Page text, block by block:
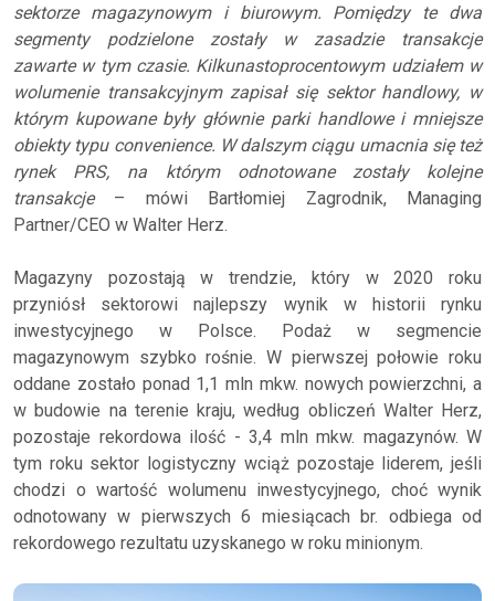
sektorze magazynowym i biurowym. Pomiędzy te dwa
segmenty podzielone zostały w zasadzie transakcje
zawarte w tym czasie. Kilkunastoprocentowym udziałem w
wolumenie transakcyjnym zapisał się sektor handlowy, w
którym kupowane były głównie parki handlowe i mniejsze
obiekty typu convenience. W dalszym ciągu umacnia się też
rynek PRS, na którym odnotowane zostały kolejne
transakcje– mówi Bartłomiej Zagrodnik, Managing
Partner/CEO w Walter Herz.
Magazyny pozostają w trendzie, który w 2020 roku
przyniósł sektorowi najlepszy wynik w historii rynku
inwestycyjnego w Polsce. Podaż w segmencie
magazynowym szybko rośnie. W pierwszej połowie roku
oddane zostało ponad 1,1 mln mkw. nowych powierzchni, a
w budowie na terenie kraju, według obliczeń Walter Herz,
pozostaje rekordowa ilość - 3,4 mln mkw. magazynów. W
tym roku sektor logistyczny wciąż pozostaje liderem, jeśli
chodzi o wartość wolumenu inwestycyjnego, choć wynik
odnotowany w pierwszych 6 miesiącach br. odbiega od
rekordowego rezultatu uzyskanego w roku minionym.